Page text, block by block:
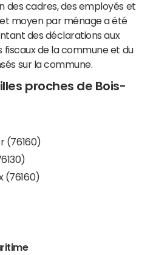
des cadres, des employés et
moyen par ménage a été
des déclarations aux
fiscaux de la commune et du
sur la commune.
proches de Bois-
(76160)
(76160)